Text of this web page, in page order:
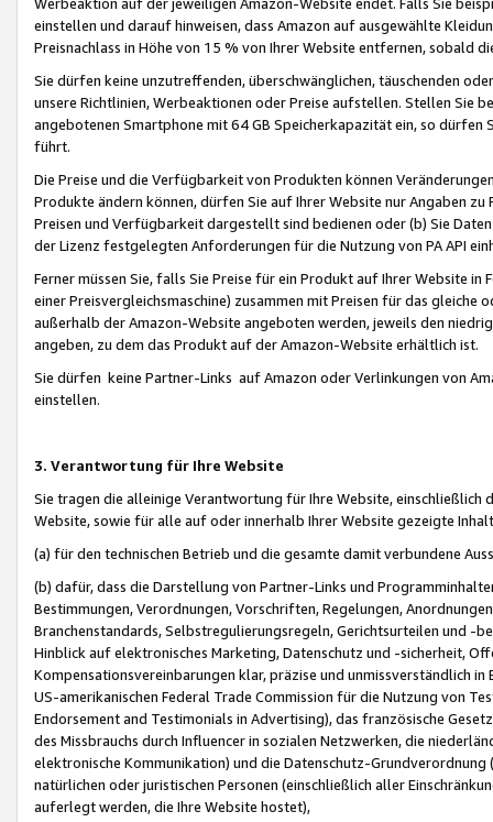
einstellen und darauf hinweisen, dass Amazon auf ausgewählte
Preisnachlass in Höhe von 15 % von Ihrer Website entfernen, sobald
Sie dürfen keine unzutreffenden, überschwänglichen, täuschenden
unsere Richtlinien, Werbeaktionen oder Preise aufstellen. Stellen Sie
angebotenen Smartphone mit 64 GB Speicherkapazität ein, so dürfen
führt.
Die Preise und die Verfügbarkeit von Produkten können
Produkte ändern können, dürfen Sie auf Ihrer Website nur Angaben
Preisen und Verfügbarkeit dargestellt sind bedienen oder (b) Sie
der Lizenz festgelegten Anforderungen für die Nutzung von PA API
Ferner müssen Sie, falls Sie Preise für ein Produkt auf Ihrer Website
einer Preisvergleichsmaschine) zusammen mit Preisen für das
außerhalb der Amazon-Website angeboten werden, jeweils den
angeben, zu dem das Produkt auf der Amazon-Website erhältlich ist.
Sie dürfen keine Partner-Links auf Amazon oder Verlinkungen von
einstellen.
3. Verantwortung für Ihre Website
Sie tragen die alleinige Verantwortung für Ihre Website,
Website, sowie für alle auf oder innerhalb Ihrer Website gezeigte
(a) für den technischen Betrieb und die gesamte damit verbundene
(b) dafür, dass die Darstellung von Partner-Links und
Bestimmungen, Verordnungen, Vorschriften, Regelungen,
Branchenstandards, Selbstregulierungsregeln, Gerichtsurteilen und -
Hinblick auf elektronisches Marketing, Datenschutz und -sicherheit,
Kompensationsvereinbarungen klar, präzise und unmissverständlich
US-amerikanischen Federal Trade Commission für die Nutzung von
Endorsement and Testimonials in Advertising), das französische
des Missbrauchs durch Influencer in sozialen Netzwerken, die
elektronische Kommunikation) und die Datenschutz-
natürlichen oder juristischen Personen (einschließlich aller
auferlegt werden, die Ihre Website hostet),